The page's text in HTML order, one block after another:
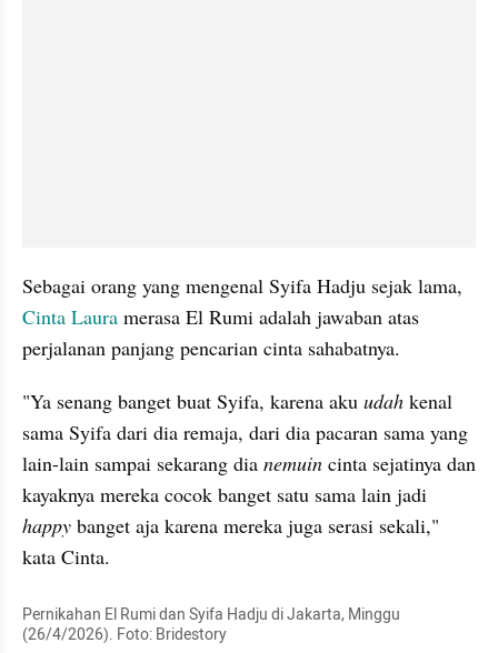
Cinta Laura merasa El Rumi adalah jawaban atas
perjalanan panjang pencarian cinta sahabatnya.
"Ya senang banget buat Syifa, karena aku udah kenal
sama Syifa dari dia remaja, dari dia pacaran sama yang
lain-lain sampai sekarang dia nemuin cinta sejatinya dan
happy banget aja karena mereka juga serasi sekali,"
kata Cinta.
Pernikahan El Rumi dan Syifa Hadju di Jakarta, Minggu
(26/4/2026). Foto: Bridestory